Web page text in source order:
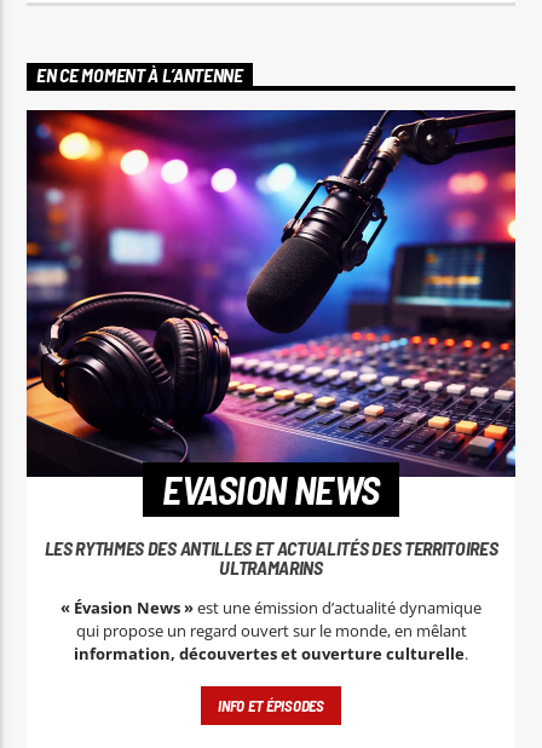
EN CE MOMENT À L’ANTENNE
EVASION NEWS
LES RYTHMES DES ANTILLES ET ACTUALITÉS DES TERRITOIRES
ULTRAMARINS
« Évasion News »est une émission d’actualité dynamique
qui propose un regard ouvert sur le monde, en mêlant
information, découvertes et ouverture culturelle.
INFO ET ÉPISODES